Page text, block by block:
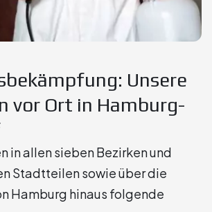
Unsere
vor Ort in Hamburg-
in allen sieben Bezirken und
Stadtteilen sowie über die
Hamburg hinaus folgende